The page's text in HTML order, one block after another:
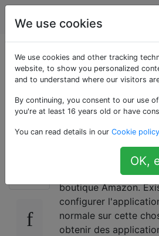
Android
Comment
Android
mon Kindle
Il y a quelques
installer qui ne sont
boutique Amazon.
configurer
normale sur cette
obtenir des
We use cookies
We use cookies and other tracking
website, to show you personalized
and to understand where our visitors
By continuing, you consent to our use
you're at least 16 years old or have
You can read details in our Cookie policy
OK,